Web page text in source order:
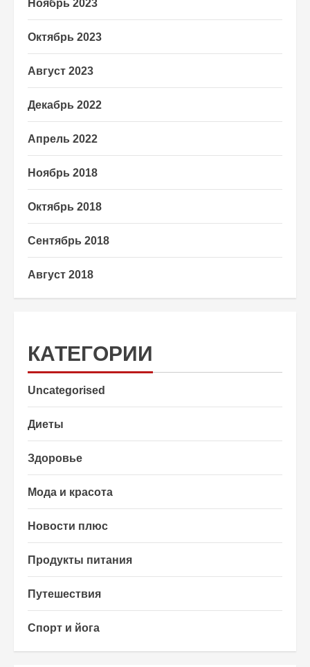
Ноябрь 2023
Октябрь 2023
Август 2023
Декабрь 2022
Апрель 2022
Ноябрь 2018
Октябрь 2018
Сентябрь 2018
Август 2018
КАТЕГОРИИ
Uncategorised
Диеты
Здоровье
Мода и красота
Новости плюс
Продукты питания
Путешествия
Спорт и йога